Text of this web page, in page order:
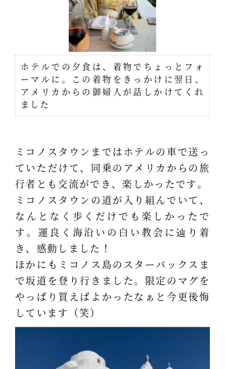
ホテルでの夕食は、着物でちょっとフォ
ーマルに。この着物をきっかけに翌日、
アメリカからの御婦人が話しかけてくれ
ました
ミコノスタウンまではホテルの車で送っ
ていただけて、同乗のアメリカからの旅
行者とも交流ができ、楽しかったです。
ミコノスタウンの道が入り組んでいて、
なんとなく歩くだけでも楽しかったで
す。運良く海沿いの白い教会に辿り着
き、感動しました！
ほかにもミコノス島のスターバックスま
で坂道を登り行きました。限定のマグを
やっぱり買えばよかったなぁと今更後悔
しています（笑）